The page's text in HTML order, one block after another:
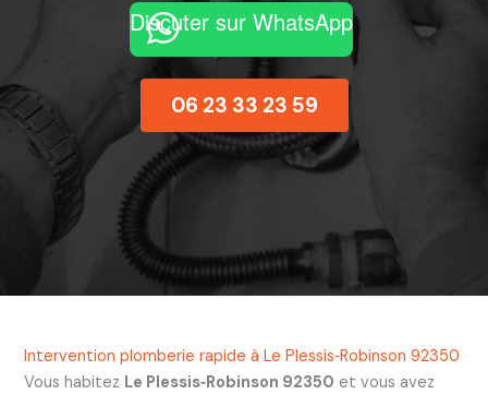
Discuter sur WhatsApp
06 23 33 23 59
Intervention plomberie rapide à Le Plessis‑Robinson 92350
Vous habitez Le Plessis‑Robinson 92350 et vous avez